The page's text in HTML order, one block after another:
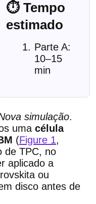
⏱ Tempo
estimado
Parte A:
10–15
min
simulação.
uma célula
(Figure 1,
de TPC, no
aplicado a
ou
disco antes de